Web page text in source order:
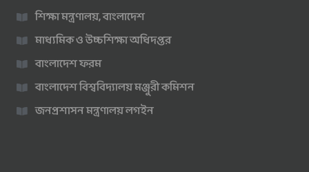
শিক্ষা মন্ত্রণালয়, বাংলাদেশ
মাধ্যমিক ও উচ্চশিক্ষা অধিদপ্তর
বাংলাদেশ ফরম
বাংলাদেশ বিশ্ববিদ্যালয় মঞ্জুরী কমিশন
জনপ্রশাসন মন্ত্রণালয় লগইন